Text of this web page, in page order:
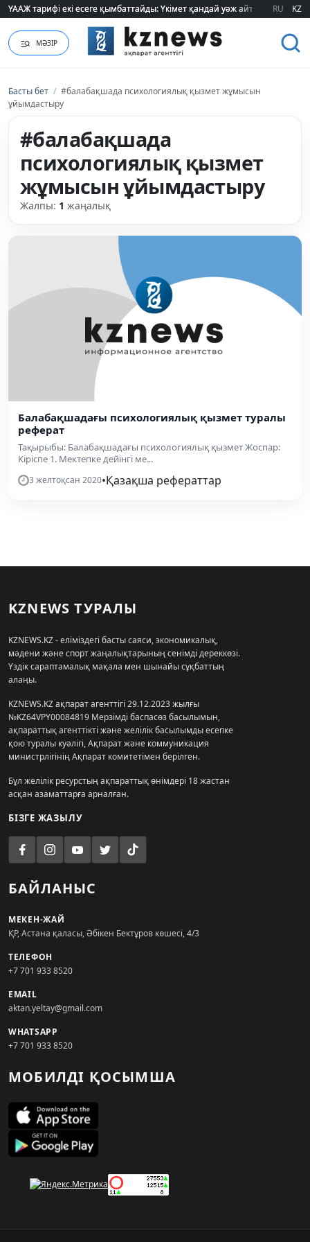
ҮААЖ тарифі екі есеге қымбаттайды: Үкімет қандай уәж айтады?
ҮААЖ тарифі екі есеге қымбаттайды: Үкімет қандай уәж айтады? RU KZ
МӘЗІР
Басты бет / #балабақшада психологиялық қызмет жұмысын
ұйымдастыру
#балабақшада
психологиялық қызмет
жұмысын ұйымдастыру
Жалпы: 1 жаңалық
Балабақшадағы психологиялық қызмет туралы
реферат
Тақырыбы: Балабақшадағы психологиялық қызмет Жоспар:
Кіріспе 1. Мектепке дейінгі ме...
3 желтоқсан 2020•Қазақша рефераттар
KZNEWS ТУРАЛЫ
KZNEWS.KZ - еліміздегі басты саяси, экономикалық,
мәдени және спорт жаңалықтарының сенімді дереккөзі.
Үздік сараптамалық мақала мен шынайы сұқбаттың
алаңы.
KZNEWS.KZ ақпарат агенттігі 29.12.2023 жылғы
№KZ64VPY00084819 Мерзімді баспасөз басылымын,
ақпараттық агенттікті және желілік басылымды есепке
қою туралы куәлігі, Ақпарат және коммуникация
министрлігінің Ақпарат комитетімен берілген.
Бұл желілік ресурстың ақпараттық өнімдері 18 жастан
асқан азаматтарға арналған.
БІЗГЕ ЖАЗЫЛУ
БАЙЛАНЫС
МЕКЕН-ЖАЙ
ҚР, Астана қаласы, Әбікен Бектұров көшесі, 4/3
ТЕЛЕФОН
+7 701 933 8520
EMAIL
aktan.yeltay@gmail.com
WHATSAPP
+7 701 933 8520
МОБИЛДІ ҚОСЫМША